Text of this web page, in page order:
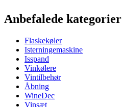
ProduktnummerVR302212
Dimensioner (BxHxD cm)
Højde (cm)
Bredde (cm)
Dybde (cm)
Vægt (kg)
Anbefalede kategorier
Flaskekøler
Isterningemaskine
Isspand
Vinkølere
Vintilbehør
Åbning
WineDec
Vinsæt